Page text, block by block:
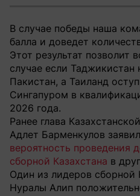
В случае победы наша
балла и доведет
Этот результат позволит
случае если
Пакистан, а Таиланд
Сингапуром в
2026 года.
Ранее глава
Адлет Барменкулов
вероятность проведения
сборной Казахстана в
Один из лидеров сборной
Нуралы Алип